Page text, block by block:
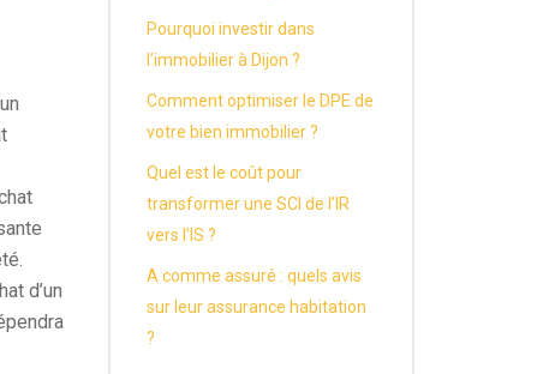
d’un
Pourquoi investir dans
l’immobilier à Dijon ?
Comment optimiser le DPE de
votre bien immobilier ?
Quel est le coût pour
transformer une SCI de l’IR
vers l’IS ?
A comme assuré : quels avis
sur leur assurance habitation
?